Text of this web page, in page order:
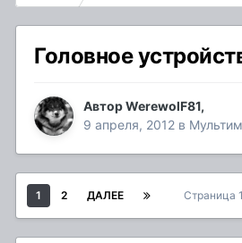
Головное
АвторWerewolF81,
9 апреля, 2012 в
1 2 ДАЛЕЕ Страница